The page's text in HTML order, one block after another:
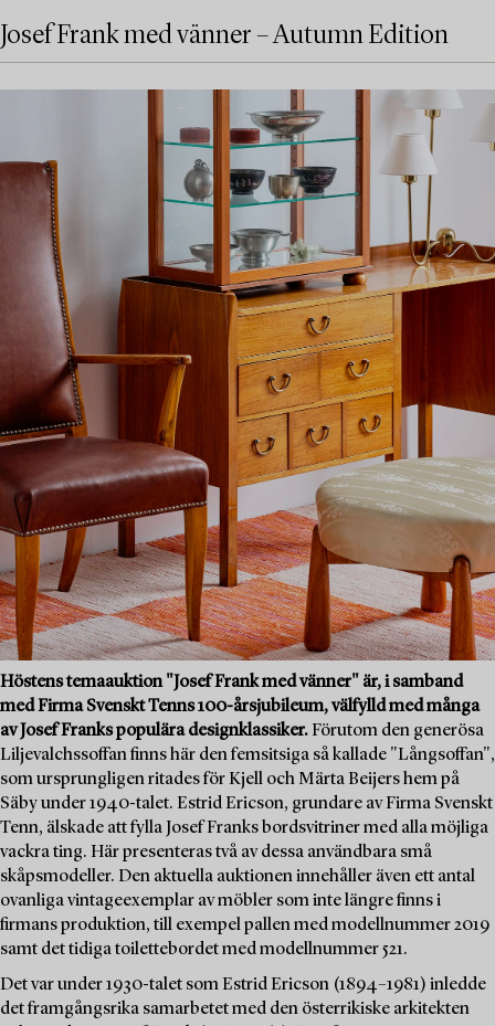
Josef Frank med vänner – Autumn Edition
Höstens temaauktion "Josef Frank med vänner" är, i samband
med Firma Svenskt Tenns 100-årsjubileum, välfylld med många
av Josef Franks populära designklassiker. Förutom den generösa
Liljevalchssoffan finns här den femsitsiga så kallade "Långsoffan",
som ursprungligen ritades för Kjell och Märta Beijers hem på
Säby under 1940-talet. Estrid Ericson, grundare av Firma Svenskt
Tenn, älskade att fylla Josef Franks bordsvitriner med alla möjliga
vackra ting. Här presenteras två av dessa användbara små
skåpsmodeller. Den aktuella auktionen innehåller även ett antal
ovanliga vintageexemplar av möbler som inte längre finns i
firmans produktion, till exempel pallen med modellnummer 2019
samt det tidiga toilettebordet med modellnummer 521.
Det var under 1930-talet som Estrid Ericson (1894–1981) inledde
det framgångsrika samarbetet med den österrikiske arkitekten